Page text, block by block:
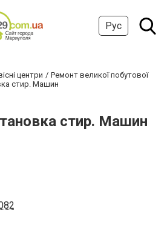
Рус
центри
Ремонт великої побутової
стир. Машин
стир. Машин